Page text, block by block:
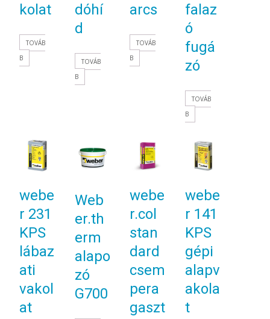
kolat
TOVÁB
B
dóhí
d
TOVÁB
B
arcs
TOVÁB
B
falaz
ó
fugá
zó
TOVÁB
B
webe
r 231
KPS
lábaz
ati
vakol
at
Web
er.th
erm
alapo
zó
G700
webe
r.col
stan
dard
csem
pera
gaszt
webe
r 141
KPS
gépi
alapv
akola
t